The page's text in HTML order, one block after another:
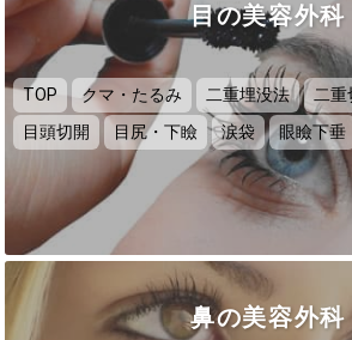
目の美容外科
TOP クマ・たるみ 二重埋没法 二重
目頭切開
目尻・下瞼 涙袋 眼瞼下垂
鼻の美容外科